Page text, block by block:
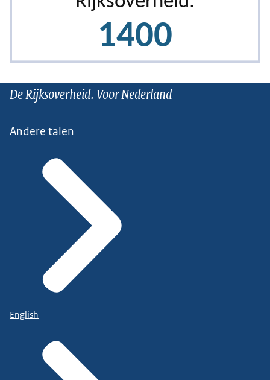
De Rijksoverheid. Voor Nederland
Andere talen
English